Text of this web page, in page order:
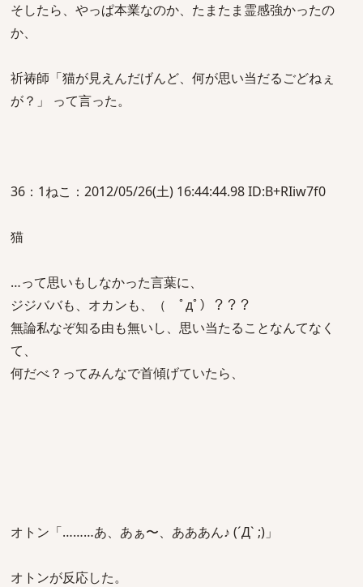
そしたら、やっぱ本業なのか、たまたま霊感強かったの
か、
祈祷師「猫が見えんだげんど、何が思い当だるごどねぇ
が？」 って言った。
36：1ねこ：2012/05/26(土) 16:44:44.98 ID:B+RIiw7f0
猫
…って思いもしなかった言葉に、
ジジババも、オカンも、（ ﾟдﾟ）？？？
無論私なぞ知る由も無いし、思い当たることなんてなく
て、
何だべ？ってみんなで首傾げていたら、
オトン「………あ、あぁ〜、あああん♪ (´Д` ;)」
オトンが反応した。